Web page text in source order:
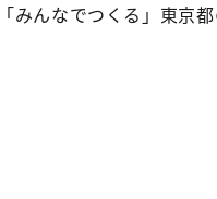
みんなでつくる」東京都